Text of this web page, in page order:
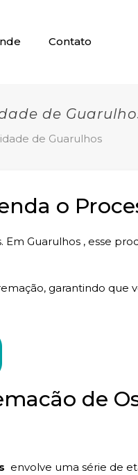
Contato
de
de Guarulhos
o
Guarulhos , esse
garantindo que
de
envolve uma série de